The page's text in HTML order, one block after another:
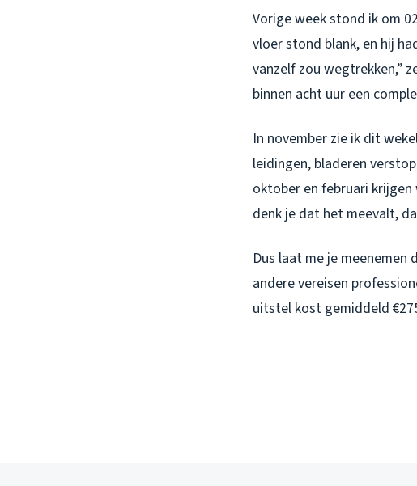
Vorige week stond ik om
vloer stond blank, en hij
vanzelf zou wegtrekken,”
binnen acht uur een
In november zie ik dit
leidingen, bladeren
oktober en februari
denk je dat het meevalt,
Dus laat me je
andere vereisen
uitstel kost gemiddeld